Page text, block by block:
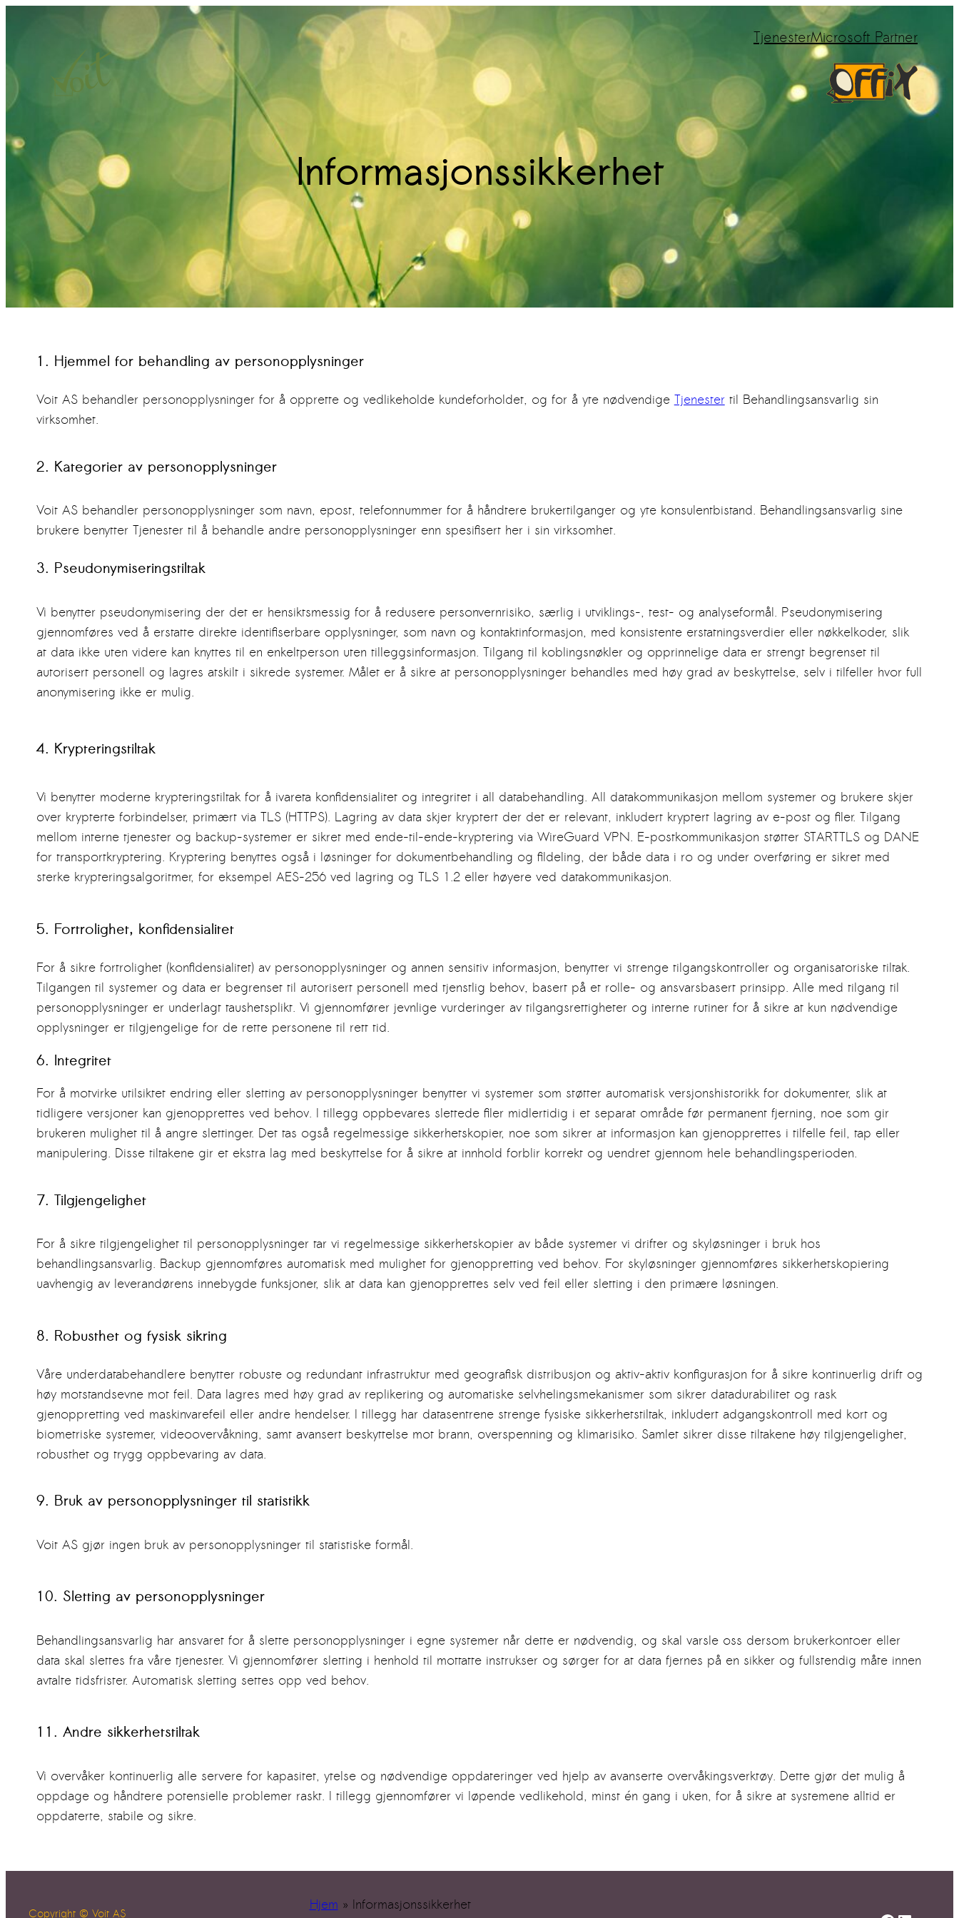
TjenesterMicrosoft Partner
Informasjonssikkerhet
1. Hjemmel for behandling av personopplysninger
Voit AS behandler personopplysninger for å opprette og vedlikeholde kundeforholdet, og for å yte nødvendige Tjenestertil Behandlingsansvarlig sin
virksomhet.
2. Kategorier av personopplysninger
Voit AS behandler personopplysninger som navn, epost, telefonnummer for å håndtere brukertilganger og yte konsulentbistand. Behandlingsansvarlig sine
brukere benytter Tjenester til å behandle andre personopplysninger enn spesifisert her i sin virksomhet.
3. Pseudonymiseringstiltak
Vi benytter pseudonymisering der det er hensiktsmessig for å redusere personvernrisiko, særlig i utviklings-, test- og analyseformål. Pseudonymisering
gjennomføres ved å erstatte direkte identifiserbare opplysninger, som navn og kontaktinformasjon, med konsistente erstatningsverdier eller nøkkelkoder, slik
at data ikke uten videre kan knyttes til en enkeltperson uten tilleggsinformasjon. Tilgang til koblingsnøkler og opprinnelige data er strengt begrenset til
autorisert personell og lagres atskilt i sikrede systemer. Målet er å sikre at personopplysninger behandles med høy grad av beskyttelse, selv i tilfeller hvor full
anonymisering ikke er mulig.
4. Krypteringstiltak
Vi benytter moderne krypteringstiltak for å ivareta konfidensialitet og integritet i all databehandling. All datakommunikasjon mellom systemer og brukere skjer
over krypterte forbindelser, primært via TLS (HTTPS). Lagring av data skjer kryptert der det er relevant, inkludert kryptert lagring av e-post og filer. Tilgang
mellom interne tjenester og backup-systemer er sikret med ende-til-ende-kryptering via WireGuard VPN. E-postkommunikasjon støtter STARTTLS og DANE
for transportkryptering. Kryptering benyttes også i løsninger for dokumentbehandling og fildeling, der både data i ro og under overføring er sikret med
sterke krypteringsalgoritmer, for eksempel AES-256 ved lagring og TLS 1.2 eller høyere ved datakommunikasjon.
5. Fortrolighet, konfidensialitet
For å sikre fortrolighet (konfidensialitet) av personopplysninger og annen sensitiv informasjon, benytter vi strenge tilgangskontroller og organisatoriske tiltak.
Tilgangen til systemer og data er begrenset til autorisert personell med tjenstlig behov, basert på et rolle- og ansvarsbasert prinsipp. Alle med tilgang til
personopplysninger er underlagt taushetsplikt. Vi gjennomfører jevnlige vurderinger av tilgangsrettigheter og interne rutiner for å sikre at kun nødvendige
opplysninger er tilgjengelige for de rette personene til rett tid.
6. Integritet
For å motvirke utilsiktet endring eller sletting av personopplysninger benytter vi systemer som støtter automatisk versjonshistorikk for dokumenter, slik at
tidligere versjoner kan gjenopprettes ved behov. I tillegg oppbevares slettede filer midlertidig i et separat område før permanent fjerning, noe som gir
brukeren mulighet til å angre slettinger. Det tas også regelmessige sikkerhetskopier, noe som sikrer at informasjon kan gjenopprettes i tilfelle feil, tap eller
manipulering. Disse tiltakene gir et ekstra lag med beskyttelse for å sikre at innhold forblir korrekt og uendret gjennom hele behandlingsperioden.
7. Tilgjengelighet
For å sikre tilgjengelighet til personopplysninger tar vi regelmessige sikkerhetskopier av både systemer vi drifter og skyløsninger i bruk hos
behandlingsansvarlig. Backup gjennomføres automatisk med mulighet for gjenoppretting ved behov. For skyløsninger gjennomføres sikkerhetskopiering
uavhengig av leverandørens innebygde funksjoner, slik at data kan gjenopprettes selv ved feil eller sletting i den primære løsningen.
8. Robusthet og fysisk sikring
Våre underdatabehandlere benytter robuste og redundant infrastruktur med geografisk distribusjon og aktiv-aktiv konfigurasjon for å sikre kontinuerlig drift og
høy motstandsevne mot feil. Data lagres med høy grad av replikering og automatiske selvhelingsmekanismer som sikrer datadurabilitet og rask
gjenoppretting ved maskinvarefeil eller andre hendelser. I tillegg har datasentrene strenge fysiske sikkerhetstiltak, inkludert adgangskontroll med kort og
biometriske systemer, videoovervåkning, samt avansert beskyttelse mot brann, overspenning og klimarisiko. Samlet sikrer disse tiltakene høy tilgjengelighet,
robusthet og trygg oppbevaring av data.
9. Bruk av personopplysninger til statistikk
Voit AS gjør ingen bruk av personopplysninger til statistiske formål.
10. Sletting av personopplysninger
Behandlingsansvarlig har ansvaret for å slette personopplysninger i egne systemer når dette er nødvendig, og skal varsle oss dersom brukerkontoer eller
data skal slettes fra våre tjenester. Vi gjennomfører sletting i henhold til mottatte instrukser og sørger for at data fjernes på en sikker og fullstendig måte innen
avtalte tidsfrister. Automatisk sletting settes opp ved behov.
11. Andre sikkerhetstiltak
Vi overvåker kontinuerlig alle servere for kapasitet, ytelse og nødvendige oppdateringer ved hjelp av avanserte overvåkingsverktøy. Dette gjør det mulig å
oppdage og håndtere potensielle problemer raskt. I tillegg gjennomfører vi løpende vedlikehold, minst én gang i uken, for å sikre at systemene alltid er
oppdaterte, stabile og sikre.
Copyright © Voit AS
Hjem » Informasjonssikkerhet